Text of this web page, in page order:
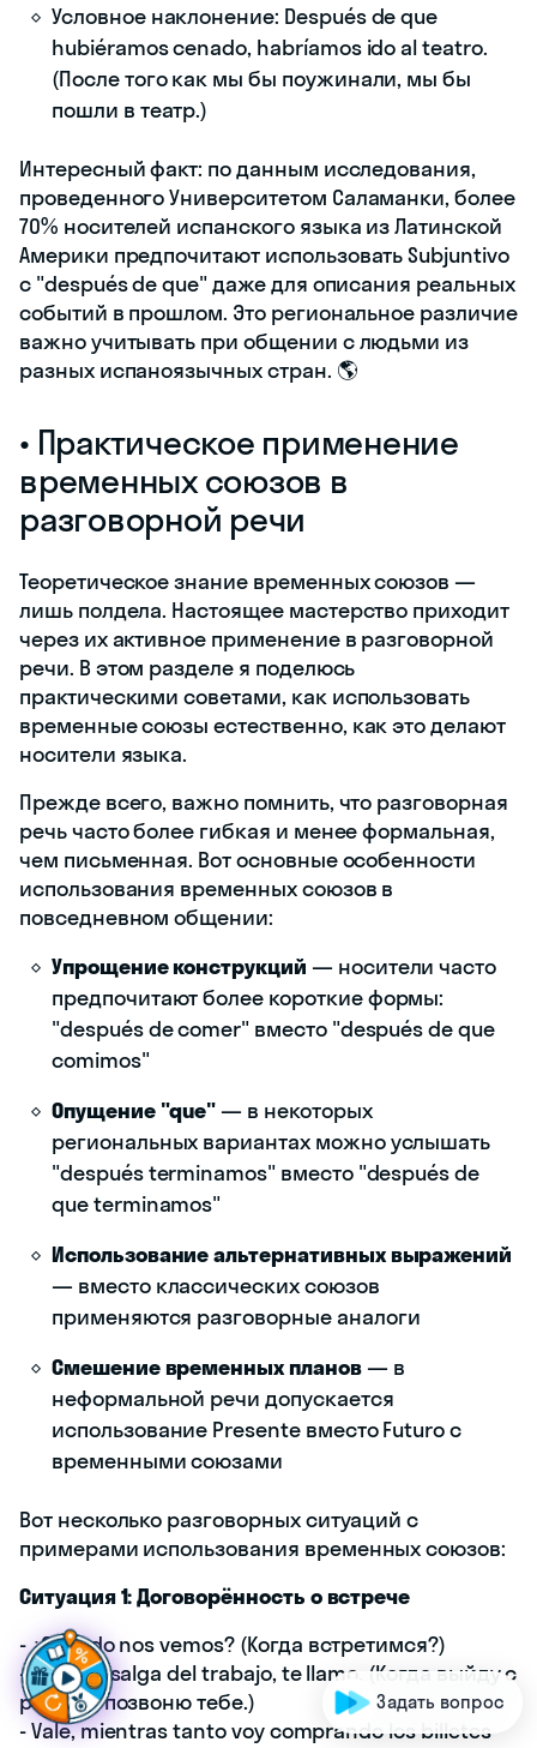
Условное наклонение: Después de que
hubiéramos cenado, habríamos ido al teatro.
(После того как мы бы поужинали, мы бы
пошли в театр.)
Интересный факт: по данным исследования,
проведенного Университетом Саламанки, более
70% носителей испанского языка из Латинской
Америки предпочитают использовать Subjuntivo
с "después de que" даже для описания реальных
событий в прошлом. Это региональное различие
важно учитывать при общении с людьми из
разных испаноязычных стран. 🌎
• Практическое применение
временных союзов в
разговорной речи
Теоретическое знание временных союзов —
лишь полдела. Настоящее мастерство приходит
через их активное применение в разговорной
речи. В этом разделе я поделюсь
практическими советами, как использовать
временные союзы естественно, как это делают
носители языка.
Прежде всего, важно помнить, что разговорная
речь часто более гибкая и менее формальная,
чем письменная. Вот основные особенности
использования временных союзов в
повседневном общении:
Упрощение конструкций — носители часто
предпочитают более короткие формы:
"después de comer" вместо "después de que
comimos"
Опущение "que"— в некоторых
региональных вариантах можно услышать
"después terminamos" вместо "después de
que terminamos"
Использование альтернативных выражений
— вместо классических союзов
применяются разговорные аналоги
Смешение временных планов— в
неформальной речи допускается
использование Presente вместо Futuro с
временными союзами
Вот несколько разговорных ситуаций с
примерами использования временных союзов:
Ситуация 1: Договорённость о встрече
- ¿Cuándo nos vemos? (Когда встретимся?)
- Cuando salga del trabajo, te llamo. (Когда выйду с
работы, позвоню тебе.)
- Vale, mientras tanto voy comprando los billetes
Задать вопрос